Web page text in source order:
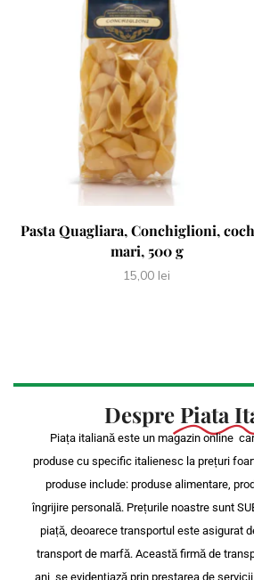
Pasta Quagliara, Conchiglioni,
mari, 500 g
15,00 lei
Despre Piata
Piața italiană este un magazin online
produse cu specific italienesc la prețuri
produse include: produse alimentare,
îngrijire personală. Prețurile noastre sunt
piață, deoarece transportul este asigurat
transport de marfă. Această firmă de
ani, se evidențiază prin prestarea de